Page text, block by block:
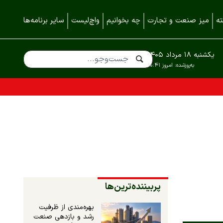
میز صنعت و تجارت چه بخوانیم واچ‌لیست سایر برنامه‌ها
به‌روزشده: امروز ۱۰:۴۱
یکشنبه ۱۸ مرداد ۱۴۰۵
پربیننده‌ترین‌ها
بهره‌مندی از ظرفیت
رشد و بازدهی صنعت